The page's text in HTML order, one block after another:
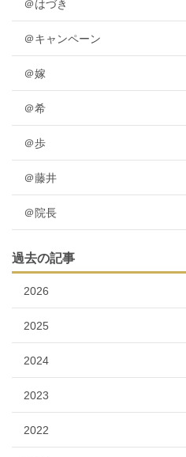
＠はづき
＠キャンペーン
＠嫁
＠希
＠歩
＠藤井
＠院長
過去の記事
2026
2025
2024
2023
2022